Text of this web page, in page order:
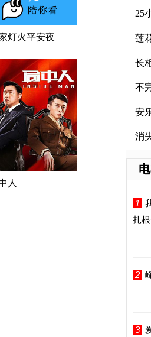
灯火平安夜
人
25
莲
长
不
安
消
1
扎
2
3